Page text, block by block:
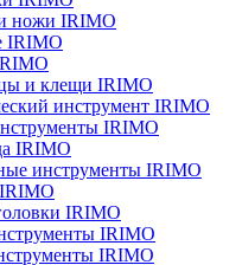
ножи IRIMO
IRIMO
и клещи IRIMO
инструмент IRIMO
IRIMO
IRIMO
инструменты IRIMO
IRIMO
IRIMO
IRIMO